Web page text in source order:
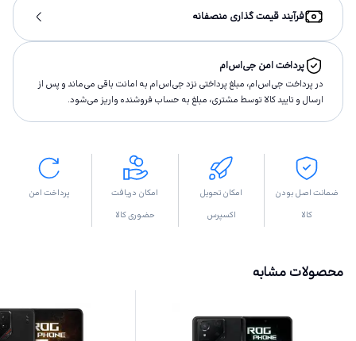
فرآیند قیمت گذاری منصفانه
پرداخت امن جی‌اس‌ام
در پرداخت جی‌اس‌ام، مبلغ پرداختى نزد جی‌اس‌ام به امانت باقى مى‌ماند و پس از
ارسال و تاييد كالا توسط مشتری، مبلغ به حساب فروشنده واريز مى‌شود.
ضمانت اصل بودن
کالا
امکان تحویل
اکسپرس
امکان دریافت
حضوری کالا
پرداخت امن
محصولات مشابه